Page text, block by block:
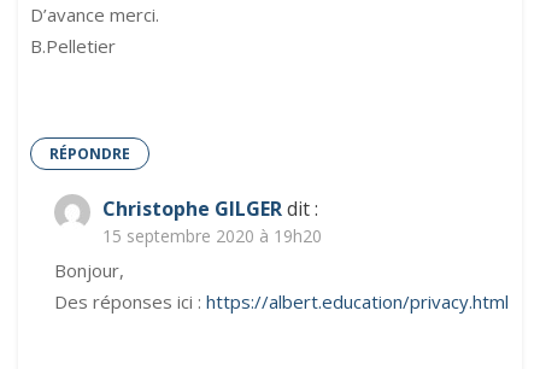
D’avance merci.
B.Pelletier
RÉPONDRE
Christophe GILGERdit :
15 septembre 2020 à 19h20
Bonjour,
Des réponses ici : https://albert.education/privacy.html